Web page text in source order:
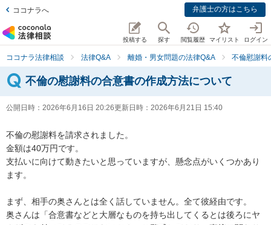
ココナラへ 弁護士の方はこちら
投稿する 探す 閲覧履歴 マイリスト ログイン
ココナラ法律相談 法律Q&A 離婚・男女問題の法律Q&A 不倫慰謝料
不倫の慰謝料の合意書の作成方法について
公開日時： 2026年6月16日 20:26更新日時： 2026年6月21日 15:40
不倫の慰謝料を請求されました。
金額は40万円です。
支払いに向けて動きたいと思っていますが、懸念点がいくつかあり
ます。
まず、相手の奥さんとは全く話していません。全て彼経由です。
奥さんは「合意書などと大層なものを持ち出してくるとは後ろにヤ